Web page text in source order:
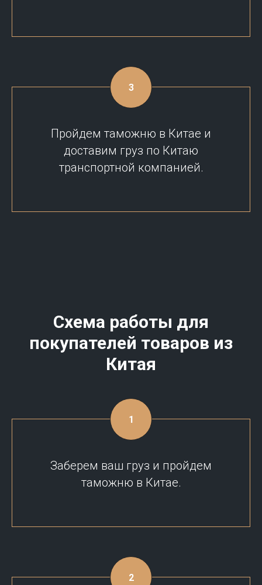
Пройдем таможню в Китае и
доставим груз по Китаю
транспортной компанией.
Схема работы для
покупателей товаров из
Китая
Заберем ваш груз и пройдем
таможню в Китае.